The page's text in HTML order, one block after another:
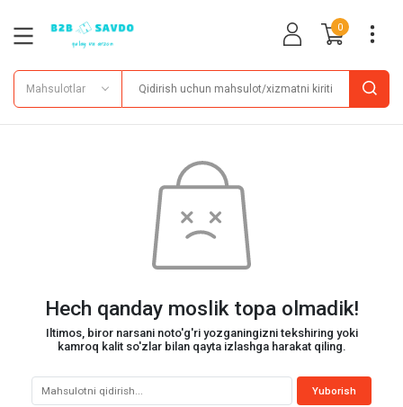
0
Mahsulotlar
Hech qanday moslik topa olmadik!
Iltimos, biror narsani noto'g'ri yozganingizni tekshiring yoki
kamroq kalit so'zlar bilan qayta izlashga harakat qiling.